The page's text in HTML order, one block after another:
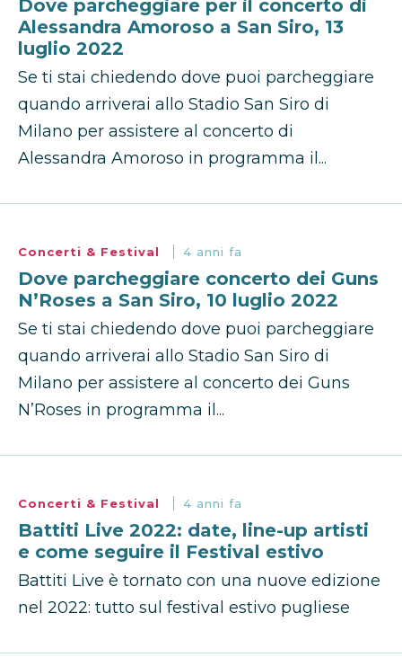
Dove parcheggiare per il concerto di
Alessandra Amoroso a San Siro, 13
luglio 2022
Se ti stai chiedendo dove puoi parcheggiare
quando arriverai allo Stadio San Siro di
Milano per assistere al concerto di
Alessandra Amoroso in programma il...
Concerti & Festival 4 anni fa
Dove parcheggiare concerto dei Guns
N’Roses a San Siro, 10 luglio 2022
Se ti stai chiedendo dove puoi parcheggiare
quando arriverai allo Stadio San Siro di
Milano per assistere al concerto dei Guns
N’Roses in programma il...
Concerti & Festival 4 anni fa
Battiti Live 2022: date, line-up artisti
e come seguire il Festival estivo
Battiti Live è tornato con una nuove edizione
nel 2022: tutto sul festival estivo pugliese